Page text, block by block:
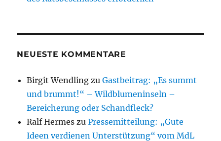
NEUESTE KOMMENTARE
Birgit Wendling zuGastbeitrag: „Es summt
und brummt!“ – Wildblumeninseln –
Bereicherung oder Schandfleck?
Ralf Hermes zuPressemitteilung: „Gute
Ideen verdienen Unterstützung“ vom MdL